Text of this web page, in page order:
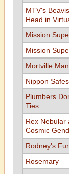
MTV's
Head in
Mission
Mission
Mortville
Nippon
Plumbers
Ties
Rex Nebular
Cosmic
Rodney's
Rosemary